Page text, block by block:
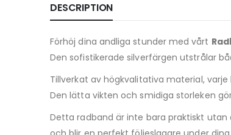
DESCRIPTION
Förhöj dina andliga stunder med vårt
Den sofistikerade silverfärgen utstrålar
Tillverkat av högkvalitativa material,
Den lätta vikten och smidiga storleken
Detta radband är inte bara praktiskt